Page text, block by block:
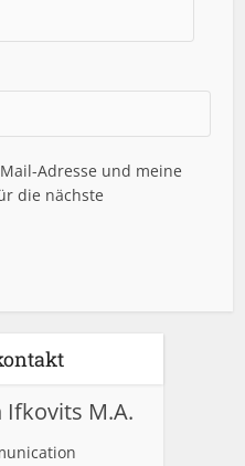
Adresse und meine
die nächste
Ifkovits M.A.